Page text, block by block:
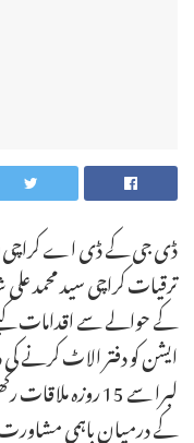
ڈی جی کے ڈی اے کراچی (
ترقیات کراچی سید محمد
کے حوالے سے اقدامات
ایشن کو دفتر الاٹ کرنے
لبرا سے 15
کے درمیان باہمی